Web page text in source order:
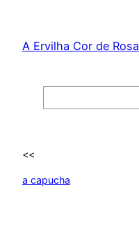
content
A Ervilha Cor de Rosa
<<
a capucha